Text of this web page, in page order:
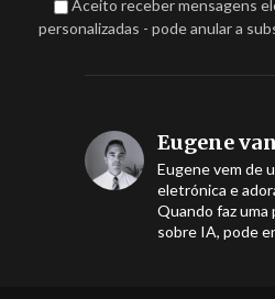
Aceito receber mensagens
personalizadas - pode anular a
Eugene
Eugene vem de
eletrónica e
Quando faz uma
sobre IA, pode